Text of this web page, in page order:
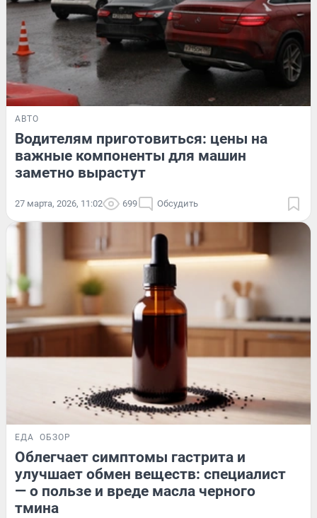
АВТО
Водителям приготовиться: цены на
важные компоненты для машин
заметно вырастут
27 марта, 2026, 11:02 699 Обсудить
ЕДА ОБЗОР
Облегчает симптомы гастрита и
улучшает обмен веществ: специалист
— о пользе и вреде масла черного
тмина